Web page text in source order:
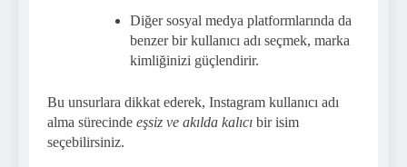
Diğer sosyal medya platformlarında da
benzer bir kullanıcı adı seçmek, marka
kimliğinizi güçlendirir.
Bu unsurlara dikkat ederek, Instagram kullanıcı adı
alma sürecinde eşsiz ve akılda kalıcı bir isim
seçebilirsiniz.